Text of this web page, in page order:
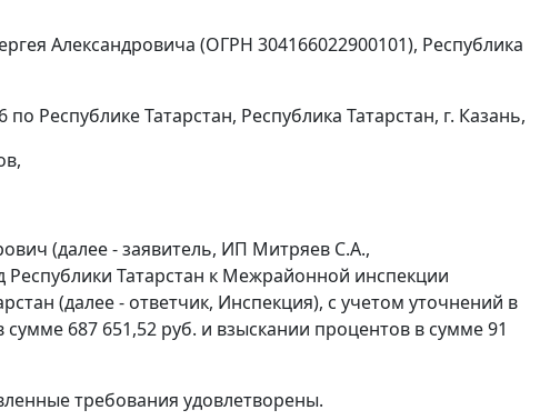
Александровича (ОГРН 304166022900101), Республика
Республике Татарстан, Республика Татарстан, г. Казань,
(далее - заявитель, ИП Митряев С.А.,
Татарстан к Межрайонной инспекции
(далее - ответчик, Инспекция), с учетом уточнений в
687 651,52 руб. и взыскании процентов в сумме 91
требования удовлетворены.